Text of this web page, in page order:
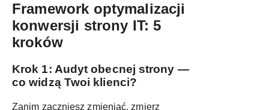
Framework optymalizacji
konwersji strony IT: 5
kroków
Krok 1: Audyt obecnej strony —
co widzą Twoi klienci?
Zanim zaczniesz zmieniać, zmierz